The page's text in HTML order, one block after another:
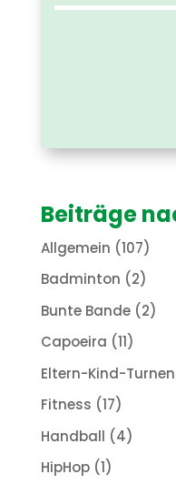
Beiträge
Allgemein (107)
Badminton (2)
Bunte Bande(2)
Capoeira (11)
Eltern-Kind-Turnen
Fitness (17)
Handball (4)
HipHop(1)